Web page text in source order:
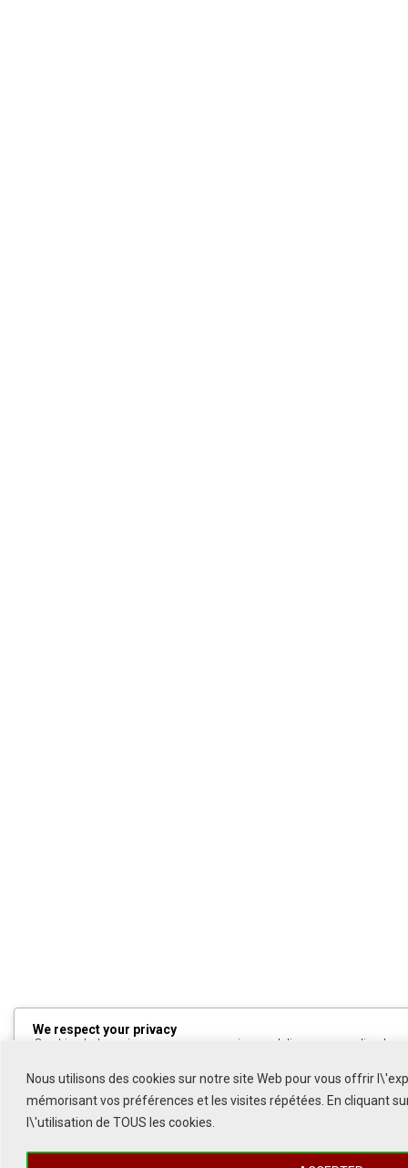
Nous utilisons des cookies sur notre site Web pour vous offrir
mémorisant vos préférences et les visites répétées. En cliquant
l\'utilisation de TOUS les cookies.
We respect your privacy
Cookies help us improve your experience, deliver personalized
Allto decline non-essential cookies.
Reject All